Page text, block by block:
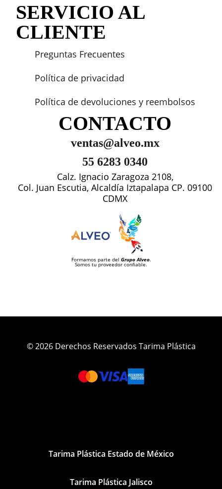
SERVICIO AL
CLIENTE
Preguntas Frecuentes
Política de privacidad
Política de devoluciones y reembolsos
CONTACTO
ventas@alveo.mx
55 6283 0340
Calz. Ignacio Zaragoza 2108,
Col. Juan Escutia, Alcaldía Iztapalapa CP. 09100
CDMX
Formamos parte del Grupo Alveo.
Somos tu proveedor confiable.
© 2026 Derechos Reservados Tarima Plástica
Tarima Plástica Estado de México
Tarima Plástica Jalisco